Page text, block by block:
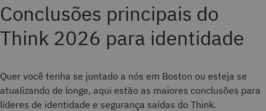
Conclusões principais do
Think 2026 para identidade
Quer você tenha se juntado a nós em Boston ou esteja se
atualizando de longe, aqui estão as maiores conclusões para
líderes de identidade e segurança saídas do Think.